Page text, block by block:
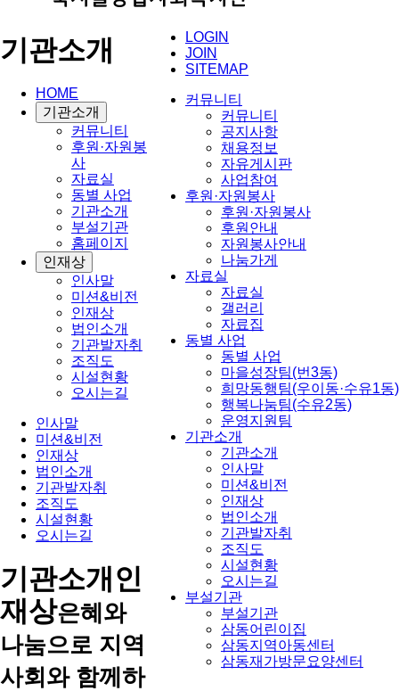
LOGIN
JOIN
SITEMAP
커뮤니티
커뮤니티
공지사항
채용정보
자유게시판
사업참여
후원·자원봉사
후원·자원봉사
후원안내
자원봉사안내
나눔가게
자료실
자료실
갤러리
자료집
동별 사업
동별 사업
마을성장팀(번3동)
희망동행팀(우이동·수유1동)
행복나눔팀(수유2동)
운영지원팀
기관소개
기관소개
인사말
미션&비전
인재상
법인소개
기관발자취
조직도
시설현황
오시는길
부설기관
부설기관
삼동어린이집
삼동지역아동센터
삼동재가방문요양센터
기관소개
HOME
기관소개
커뮤니티
후원·자원봉
사
자료실
동별 사업
기관소개
부설기관
홈페이지
인재상
인사말
미션&비전
인재상
법인소개
기관발자취
조직도
시설현황
오시는길
인사말
미션&비전
인재상
법인소개
기관발자취
조직도
시설현황
오시는길
기관소개인
재상은혜와
나눔으로 지역
사회와 함께하